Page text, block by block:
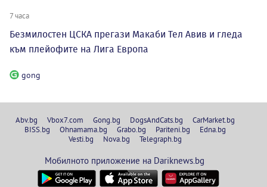
7 часа
Безмилостен ЦСКА прегази Макаби Тел Авив и гледа
към плейофите на Лига Европа
gong
Abv.bg Vbox7.com Gong.bg DogsAndCats.bg
CarMarket.bg
BISS.bg
Ohnamama.bg Grabo.bg Pariteni.bg
Edna.bg
Vesti.bg
Nova.bg Telegraph.bg
Мобилното приложение на Dariknews.bg